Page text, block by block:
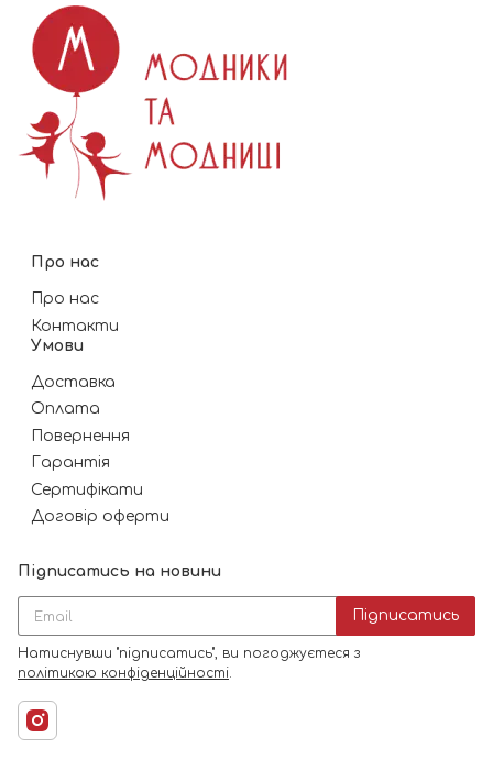
Про нас
Про нас
Контакти
Умови
Доставка
Оплата
Повернення
Гарантія
Сертифікати
Договір оферти
Підписатись на новини
Підписатись
Натиснувши "підписатись", ви погоджуєтеся з
політикою конфіденційності.